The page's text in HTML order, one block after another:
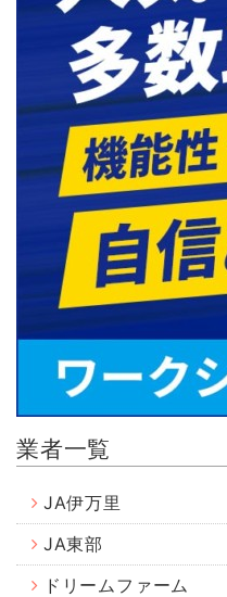
業者一覧
JA伊万里
JA東部
ドリームファーム